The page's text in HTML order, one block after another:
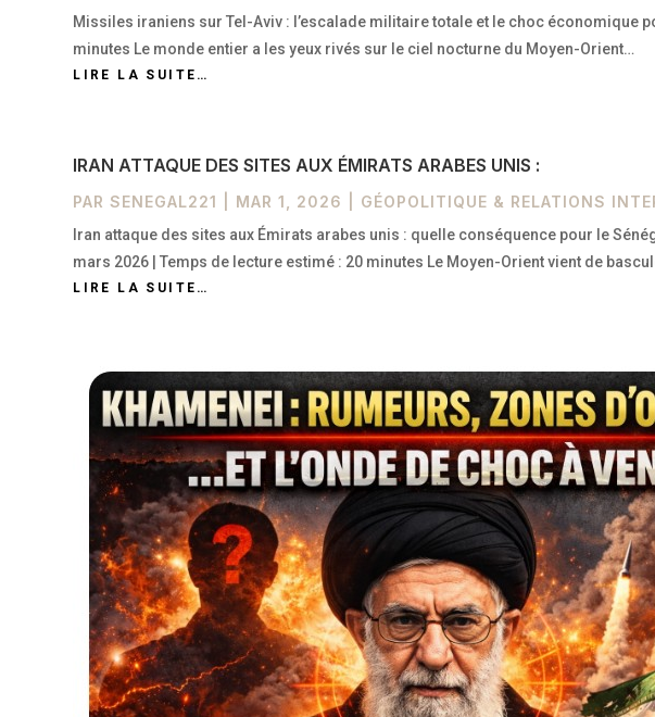
Missiles iraniens sur Tel-Aviv : l’escalade militaire totale et le choc économique
minutes Le monde entier a les yeux rivés sur le ciel nocturne du Moyen-Orient…
LIRE LA SUITE…
IRAN ATTAQUE DES SITES AUX ÉMIRATS ARABES UNIS :
PARSENEGAL221 MAR 1, 2026 GÉOPOLITIQUE & RELATIONS
Iran attaque des sites aux Émirats arabes unis : quelle conséquence pour le
mars 2026 | Temps de lecture estimé : 20 minutes Le Moyen-Orient vient de
LIRE LA SUITE…